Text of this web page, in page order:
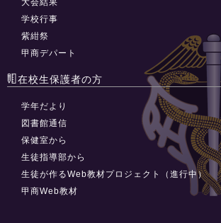
学校行事
紫紺祭
甲商デパート
在校生保護者の方
学年だより
図書館通信
保健室から
生徒指導部から
生徒が作るWeb教材プロジェクト（進行中）
甲商Web教材